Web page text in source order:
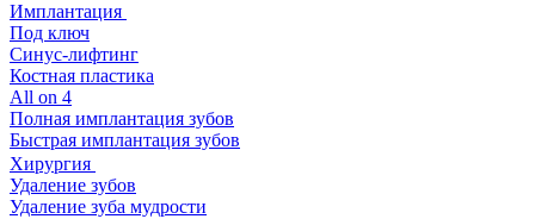
Имплантация
Под ключ
Синус-лифтинг
Костная пластика
All on 4
Полная имплантация зубов
Быстрая имплантация зубов
Хирургия
Удаление зубов
Удаление зуба мудрости